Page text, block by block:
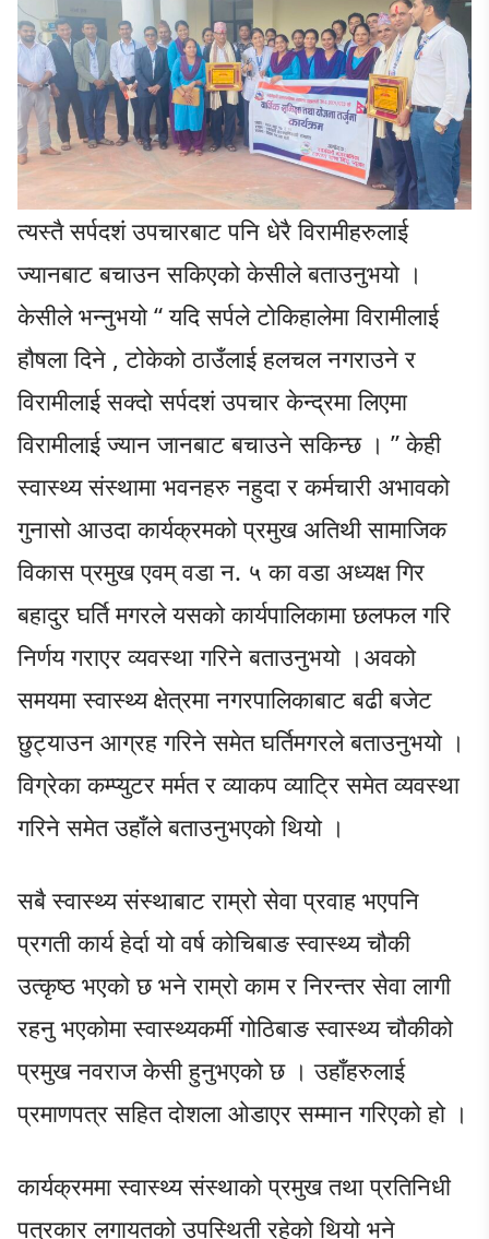
त्यस्तै सर्पदशं उपचारबाट पनि धेरै विरामीहरुलाई
ज्यानबाट बचाउन सकिएको केसीले बताउनुभयो ।
केसीले भन्नुभयो “ यदि सर्पले टोकिहालेमा विरामीलाई
हौषला दिने , टोकेको ठाउँलाई हलचल नगराउने र
विरामीलाई सक्दो सर्पदशं उपचार केन्द्रमा लिएमा
विरामीलाई ज्यान जानबाट बचाउने सकिन्छ । ” केही
स्वास्थ्य संस्थामा भवनहरु नहुदा र कर्मचारी अभावको
गुनासो आउदा कार्यक्रमको प्रमुख अतिथी सामाजिक
विकास प्रमुख एवम् वडा न. ५ का वडा अध्यक्ष गिर
बहादुर घर्ति मगरले यसको कार्यपालिकामा छलफल गरि
निर्णय गराएर व्यवस्था गरिने बताउनुभयो ।अवको
समयमा स्वास्थ्य क्षेत्रमा नगरपालिकाबाट बढी बजेट
छुट्याउन आग्रह गरिने समेत घर्तिमगरले बताउनुभयो ।
विग्रेका कम्प्युटर मर्मत र व्याकप व्याट्रि समेत व्यवस्था
गरिने समेत उहाँले बताउनुभएको थियो ।
सबै स्वास्थ्य संस्थाबाट राम्रो सेवा प्रवाह भएपनि
प्रगती कार्य हेर्दा यो वर्ष कोचिबाङ स्वास्थ्य चौकी
उत्कृष्ठ भएको छ भने राम्रो काम र निरन्तर सेवा लागी
रहनु भएकोमा स्वास्थ्यकर्मी गोठिबाङ स्वास्थ्य चौकीको
प्रमुख नवराज केसी हुनुभएको छ । उहाँहरुलाई
प्रमाणपत्र सहित दोशला ओडाएर सम्मान गरिएको हो ।
कार्यक्रममा स्वास्थ्य संस्थाको प्रमुख तथा प्रतिनिधी
पत्रकार लगायतको उपस्थिती रहेको थियो भने